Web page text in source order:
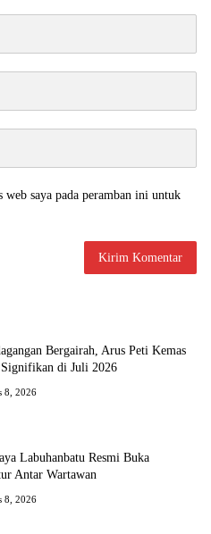
web saya pada peramban ini untuk
Bergairah, Arus Peti Kemas
di Juli 2026
8, 2026
Labuhanbatu Resmi Buka
Antar Wartawan
8, 2026